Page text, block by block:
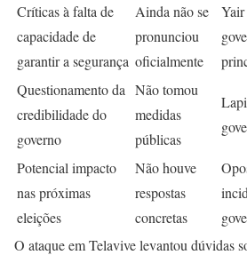
Críticas à falta de
capacidade de
garantir a segurança
Ainda não se
pronunciou
oficialmente
Questionamento da
credibilidade do
governo
Não tomou
medidas
públicas
Potencial impacto
nas próximas
eleições
Não houve
respostas
concretas
O ataque em Telavive levantou dúvidas